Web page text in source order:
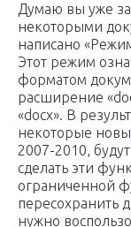
Думаю вы уже
некоторыми
написано
Этот режим
форматом
расширение
«docx». В
некоторые
2007-2010,
сделать эти
ограниченной
пересохранить
нужно